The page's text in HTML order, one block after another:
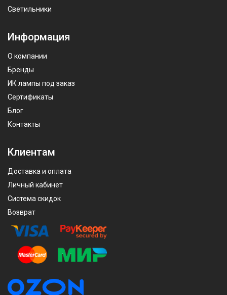
Светильники
Информация
О компании
Бренды
ИК лампы под заказ
Сертификаты
Блог
Контакты
Клиентам
Доставка и оплата
Личный кабинет
Система скидок
Возврат